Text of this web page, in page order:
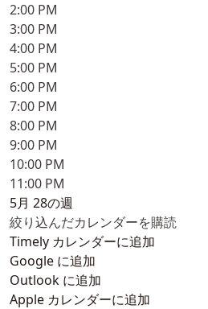
2:00 PM
3:00 PM
4:00 PM
5:00 PM
6:00 PM
7:00 PM
8:00 PM
9:00 PM
10:00 PM
11:00 PM
5月 28の週
絞り込んだカレンダーを購読
Timely カレンダーに追加
Google に追加
Outlook に追加
Apple カレンダーに追加